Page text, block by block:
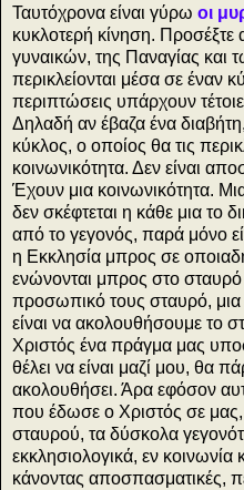
Ταυτόχρονα είναι γύρω οι
κυκλοτερή κίνηση.
γυναικών, της Παναγίας και
περικλείονται μέσα σε έναν
περιπτώσεις υπάρχουν
Δηλαδή αν έβαζα ένα
κύκλος, ο οποίος θα τις
κοινωνικότητα. Δεν είναι
Έχουν μια κοινωνικότητα.
δεν σκέφτεται η κάθε μια το
από το γεγονός, παρά μόνο
η Εκκλησία μπρος σε
ενώνονται μπρος στο
προσωπικό τους σταυρό, μια
είναι να ακολουθήσουμε το
Χριστός ένα πράγμα μας
θέλει να είναι μαζί μου, θα
ακολουθήσει. Άρα εφόσον
που έδωσε ο Χριστός σε μας,
σταυρού, τα δύσκολα
εκκλησιολογικά, εν κοινωνία
κάνοντας αποσπασματικές,